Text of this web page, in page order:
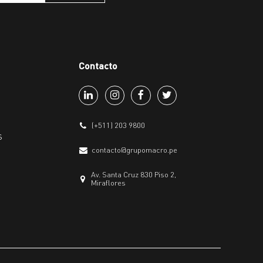
Contacto
(+511) 203 9800
contacto@grupomacro.pe
Av. Santa Cruz 830 Piso 2,
Miraflores